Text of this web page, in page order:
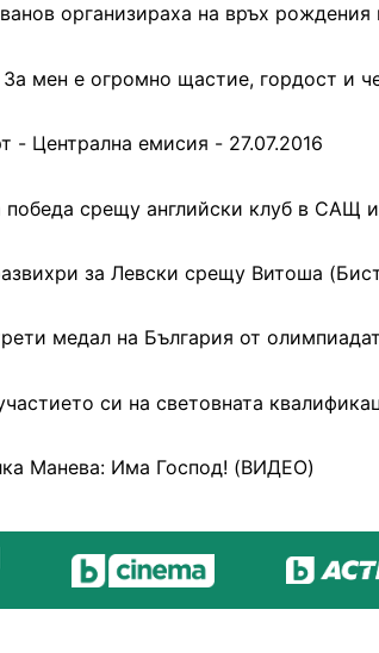
организираха на връх
мен е огромно щастие, гордост и
- Централна емисия - 27.07.2016
победа срещу английски клуб в САЩ
за Левски срещу Витоша
медал на България от
си на световната
Манева: Има Господ! (ВИДЕО)